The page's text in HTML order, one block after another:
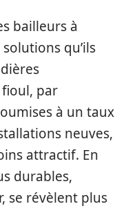
bailleurs à
qu’ils
par
à un taux
neuves,
attractif. En
durables,
se révèlent plus